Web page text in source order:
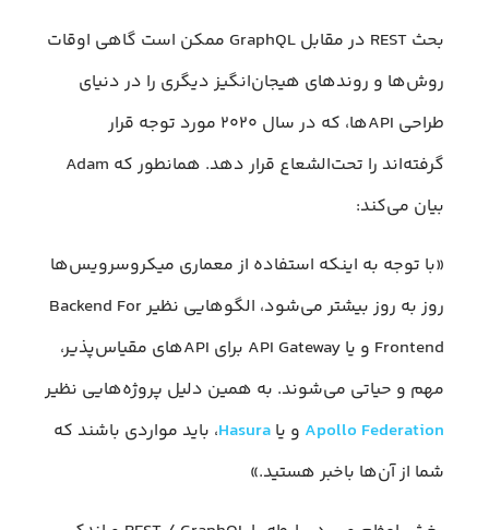
بحث REST در مقابل GraphQL ممکن است گاهی اوقات
روش‌ها و روند‌های هیجان‌انگیز دیگری را در دنیای
طراحی APIها، که در سال ۲۰۲۰ مورد توجه قرار
گرفته‌اند را تحت‌الشعاع قرار دهد. همانطور که Adam
بیان می‌کند:
«با توجه به اینکه استفاده از معماری میکروسرویس‌ها
روز به روز بیشتر می‌شود، الگوهایی نظیر Backend For
Frontend و یا API Gateway برای APIهای مقیاس‌پذیر،
مهم و حیاتی می‌شوند. به همین دلیل پروژه‌هایی نظیر
Apollo Federation و یا Hasura، باید مواردی باشند که
شما از آن‌ها باخبر هستید.»